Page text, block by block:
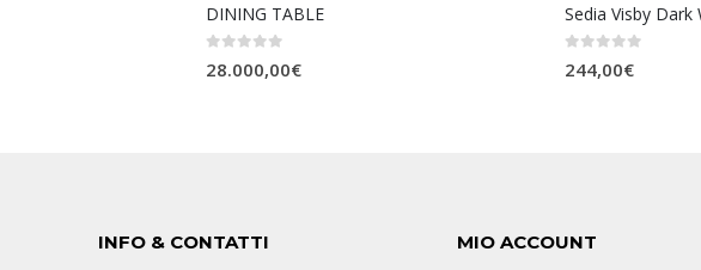
DINING TABLE
28.000,00€ 244,00€
INFO & CONTATTI MIO ACCOUNT